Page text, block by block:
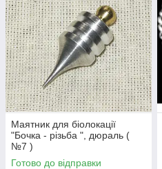
Маятник для біолокації
"Бочка - різьба ", дюраль (
№7 )
Готово до відправки